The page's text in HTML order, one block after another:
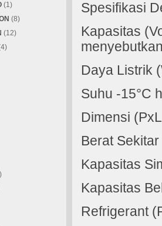
Spesifikasi
Kapasitas
Daya Listrik
Suhu -15°C
Dimensi
Berat
Kapasitas
Kapasitas
Refrigerant
(1)
(8)
(12)